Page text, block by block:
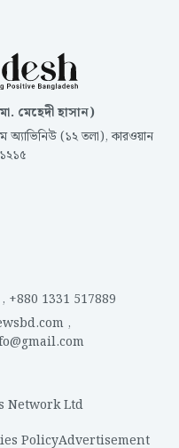
মেহেদী হাসান)
(১২ তলা), কারওয়ান
, +880 1331 517889
,
Network Ltd
PolicyAdvertisement